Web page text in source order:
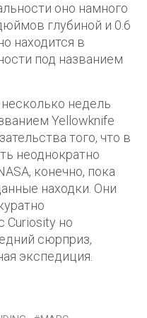
оно намного
глубиной и 0.6
находится в
под названием
недель
Yellowknife
того, что в
неоднократно
конечно, пока
находки. Они
Curiosity но
сюрприз,
экспедиция.